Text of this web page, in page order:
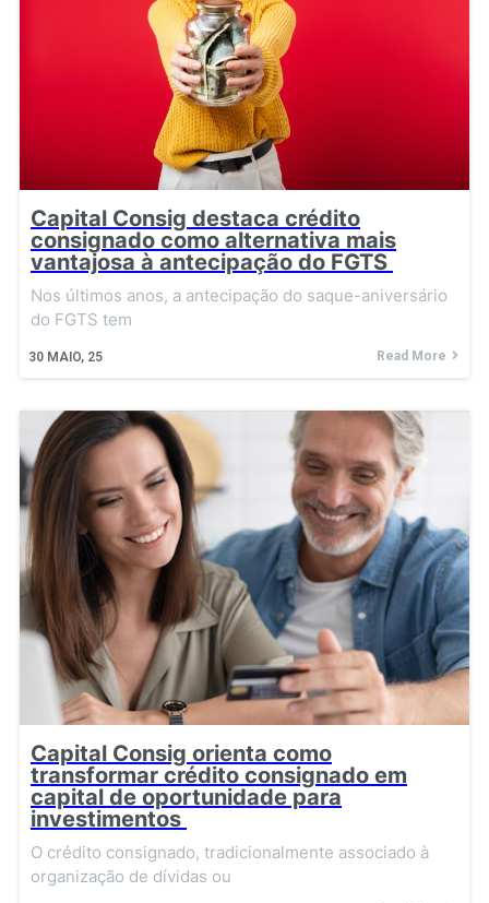
Capital Consig destaca crédito
consignado como alternativa mais
vantajosa à antecipação do FGTS
30 MAIO, 25
Nos últimos anos, a antecipação do saque-aniversário
do FGTS tem
Read More
Capital Consig orienta como
transformar crédito consignado em
capital de oportunidade para
investimentos
O crédito consignado, tradicionalmente associado à
organização de dívidas ou